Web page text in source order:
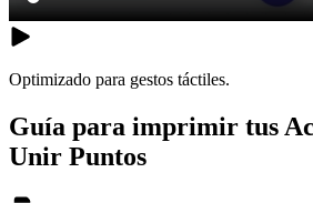
Optimizado para gestos táctiles.
Guía para imprimir tus
Unir Puntos